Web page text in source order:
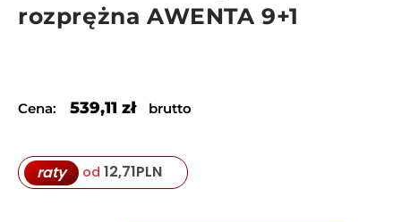
rozprężna AWENTA 9+1
Cena: 539,11 zł brutto
raty od 12,71PLN